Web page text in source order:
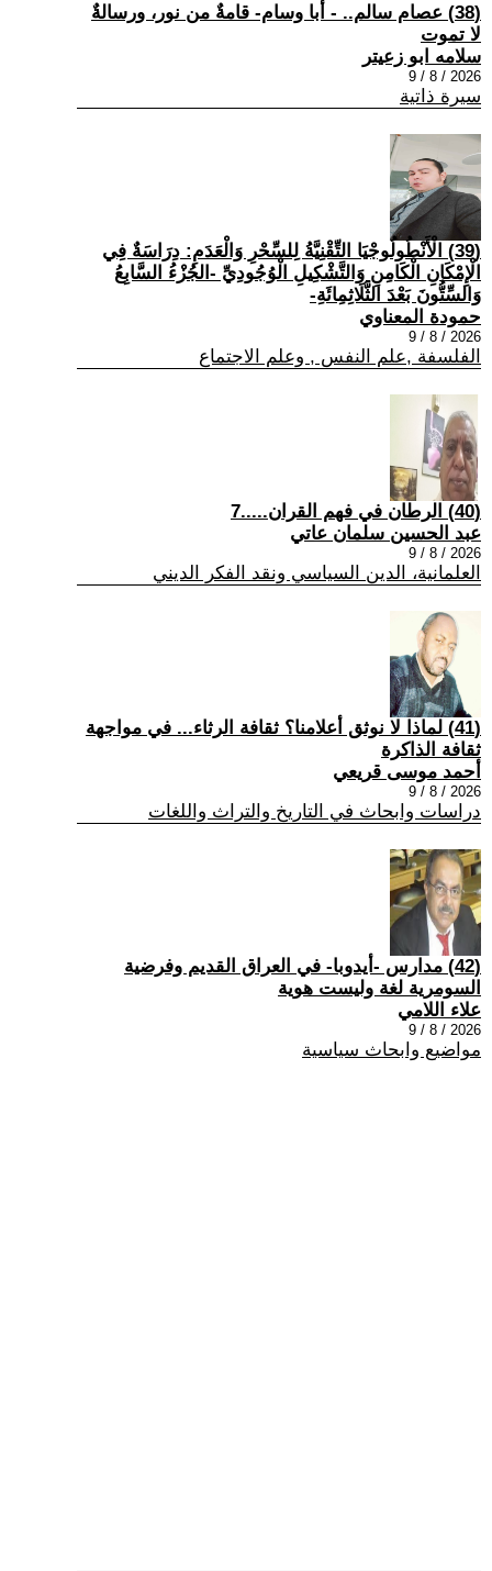
(38) عصام سالم.. - أبا وسام- قامةٌ من نور، ورسالةٌ
لا تموت
سلامه ابو زعيتر
2026 / 8 / 9
سيرة ذاتية
(39) الْأَنْطُولُوجْيَا التِّقْنِيَّةُ لِلسِّحْرِ وَالْعَدَمِ: دِرَاسَةٌ فِي
الْإِمْكَانِ الْكَامِنِ وَالتَّشْكِيلِ الْوُجُودِيِّ -الجُزْءُ السَّابِعُ
وَالسِّتُّونَ بَعْدَ الثَّلَاثِمِائَةِ-
حمودة المعناوي
2026 / 8 / 9
الفلسفة ,علم النفس , وعلم الاجتماع
(40) الرطان في فهم القران.....7
عبد الحسين سلمان عاتي
2026 / 8 / 9
العلمانية، الدين السياسي ونقد الفكر الديني
(41) لماذا لا نوثق أعلامنا؟ ثقافة الرثاء... في مواجهة
ثقافة الذاكرة
أحمد موسى قريعي
2026 / 8 / 9
دراسات وابحاث في التاريخ والتراث واللغات
(42) مدارس -أيدوبا- في العراق القديم وفرضية
السومرية لغة وليست هوية
علاء اللامي
2026 / 8 / 9
مواضيع وابحاث سياسية